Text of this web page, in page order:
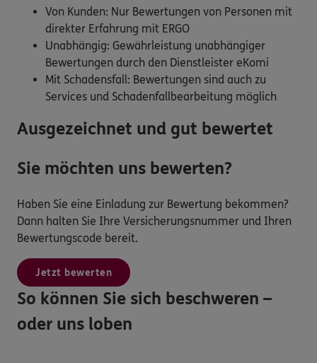
Von Kunden: Nur Bewertungen von Personen mit
direkter Erfahrung mit ERGO
Unabhängig: Gewährleistung unabhängiger
Bewertungen durch den Dienstleister eKomi
Mit Schadensfall: Bewertungen sind auch zu
Services und Schadenfallbearbeitung möglich
Ausgezeichnet und gut bewertet
Sie möchten uns bewerten?
Haben Sie eine Einladung zur Bewertung bekommen?
Dann halten Sie Ihre Versicherungsnummer und Ihren
Bewertungscode bereit.
Jetzt bewerten
So können Sie sich beschweren –
oder uns loben